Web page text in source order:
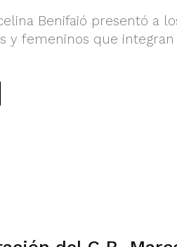
Benifaió presentó a
y femeninos que